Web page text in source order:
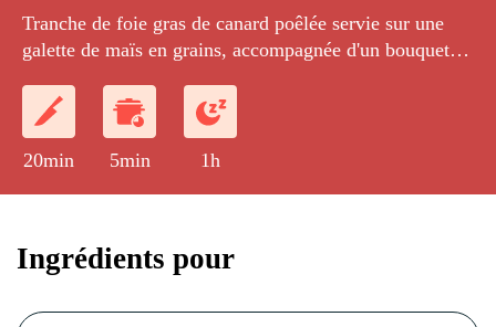
Tranche de foie gras de canard poêlée servie sur une
galette de maïs en grains, accompagnée d'un bouquet de
balsamique.
20min 5min 1h
Ingrédients pour